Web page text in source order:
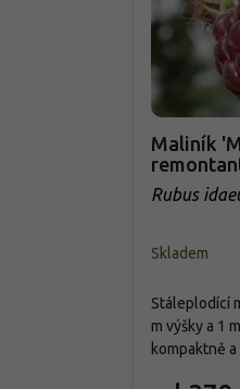
Maliník
Rubus
Skladem
Stáleplodící
m výšky a 1
kompaktně